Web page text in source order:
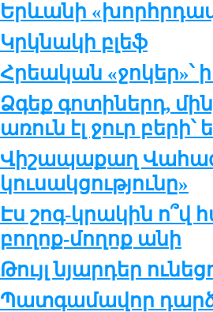
Երևանի
Կրկնակի բլեֆ
Հրեական «ջոկեր»՝
Ձգեք գոտիներդ,
առուն էլ ջուր բերի՝
Վիշապաքաղ
կուսակցությունը»
Էս շոգ-կրակին ո՞վ
բողոք-մողոք անի
Թույլ նյարդեր
Պատգամավոր